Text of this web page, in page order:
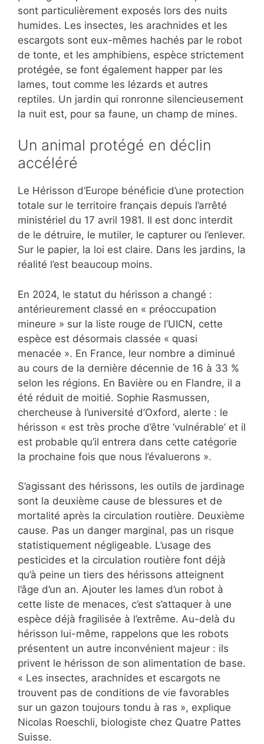
sont particulièrement exposés lors des nuits
humides. Les insectes, les arachnides et les
escargots sont eux-mêmes hachés par le robot
de tonte, et les amphibiens, espèce strictement
protégée, se font également happer par les
lames, tout comme les lézards et autres
reptiles. Un jardin qui ronronne silencieusement
la nuit est, pour sa faune, un champ de mines.
Un animal protégé en déclin
accéléré
Le Hérisson d’Europe bénéficie d’une protection
totale sur le territoire français depuis l’arrêté
ministériel du 17 avril 1981. Il est donc interdit
de le détruire, le mutiler, le capturer ou l’enlever.
Sur le papier, la loi est claire. Dans les jardins, la
réalité l’est beaucoup moins.
En 2024, le statut du hérisson a changé :
antérieurement classé en « préoccupation
mineure » sur la liste rouge de l’UICN, cette
espèce est désormais classée « quasi
menacée ». En France, leur nombre a diminué
au cours de la dernière décennie de 16 à 33 %
selon les régions. En Bavière ou en Flandre, il a
été réduit de moitié. Sophie Rasmussen,
chercheuse à l’université d’Oxford, alerte : le
hérisson « est très proche d’être ‘vulnérable’ et il
est probable qu’il entrera dans cette catégorie
la prochaine fois que nous l’évaluerons ».
S’agissant des hérissons, les outils de jardinage
sont la deuxième cause de blessures et de
mortalité après la circulation routière. Deuxième
cause. Pas un danger marginal, pas un risque
statistiquement négligeable. L’usage des
pesticides et la circulation routière font déjà
qu’à peine un tiers des hérissons atteignent
l’âge d’un an. Ajouter les lames d’un robot à
cette liste de menaces, c’est s’attaquer à une
espèce déjà fragilisée à l’extrême. Au-delà du
hérisson lui-même, rappelons que les robots
présentent un autre inconvénient majeur : ils
privent le hérisson de son alimentation de base.
« Les insectes, arachnides et escargots ne
trouvent pas de conditions de vie favorables
sur un gazon toujours tondu à ras », explique
Nicolas Roeschli, biologiste chez Quatre Pattes
Suisse.